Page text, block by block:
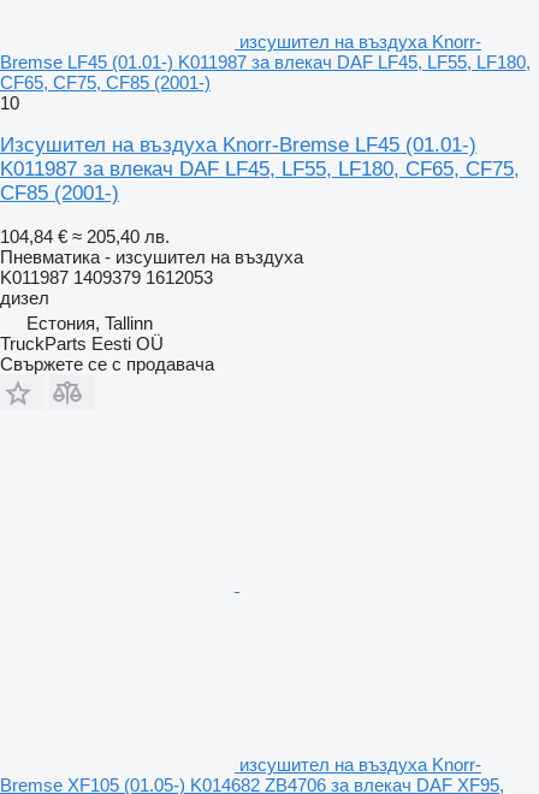
изсушител на въздуха Knorr-
Bremse LF45 (01.01-) K011987 за влекач DAF LF45, LF55, LF180,
CF65, CF75, CF85 (2001-)
10
Изсушител на въздуха Knorr-Bremse LF45 (01.01-)
K011987 за влекач DAF LF45, LF55, LF180, CF65, CF75,
CF85 (2001-)
104,84 € ≈ 205,40 лв.
Пневматика - изсушител на въздуха
K011987 1409379 1612053
дизел
Естония, Tallinn
TruckParts Eesti OÜ
Свържете се с продавача
изсушител на въздуха Knorr-
Bremse XF105 (01.05-) K014682 ZB4706 за влекач DAF XF95,